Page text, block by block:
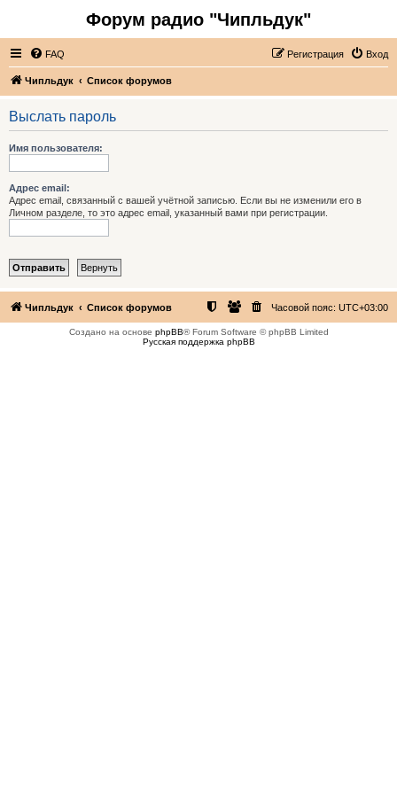
Форум радио "Чипльдук"
FAQ Вход
Регистрация
Чипльдук Список форумов
Выслать пароль
Имя пользователя:
Адрес email:
Адрес email, связанный с вашей учётной записью. Если вы не изменили его в
Личном разделе, то это адрес email, указанный вами при регистрации.
Чипльдук Список форумов Часовой пояс: UTC+03:00
Создано на основе phpBB® Forum Software © phpBB Limited
Русская поддержка phpBB